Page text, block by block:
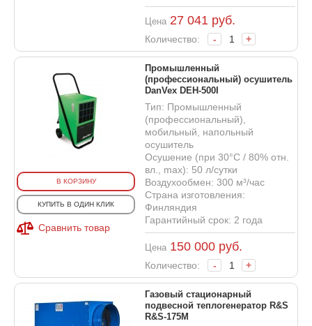
Цена 27 041 руб.
Количество: - +
В КОРЗИНУ
КУПИТЬ В ОДИН КЛИК
Сравнить товар
Промышленный
(профессиональный) осушитель
DanVex DEH-500I
Тип: Промышленный
(профессиональный),
мобильный, напольный
осушитель
Осушение (при 30°С / 80% отн.
вл., max): 50 л/сутки
Воздухообмен: 300 м³/час
Страна изготовления:
Финляндия
Гарантийный срок: 2 года
Цена 150 000 руб.
Количество: - +
Газовый стационарный
подвесной теплогенератор R&S
R&S-175M